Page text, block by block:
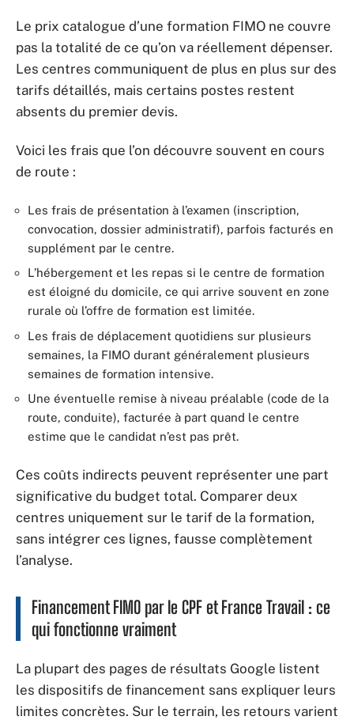
Le prix catalogue d’une formation FIMO ne couvre
pas la totalité de ce qu’on va réellement dépenser.
Les centres communiquent de plus en plus sur des
tarifs détaillés, mais certains postes restent
absents du premier devis.
Voici les frais que l’on découvre souvent en cours
de route :
Les frais de présentation à l’examen (inscription,
convocation, dossier administratif), parfois facturés en
supplément par le centre.
L’hébergement et les repas si le centre de formation
est éloigné du domicile, ce qui arrive souvent en zone
rurale où l’offre de formation est limitée.
Les frais de déplacement quotidiens sur plusieurs
semaines, la FIMO durant généralement plusieurs
semaines de formation intensive.
Une éventuelle remise à niveau préalable (code de la
route, conduite), facturée à part quand le centre
estime que le candidat n’est pas prêt.
Ces coûts indirects peuvent représenter une part
significative du budget total. Comparer deux
centres uniquement sur le tarif de la formation,
sans intégrer ces lignes, fausse complètement
l’analyse.
Financement FIMO par le CPF et France Travail : ce
qui fonctionne vraiment
La plupart des pages de résultats Google listent
les dispositifs de financement sans expliquer leurs
limites concrètes. Sur le terrain, les retours varient